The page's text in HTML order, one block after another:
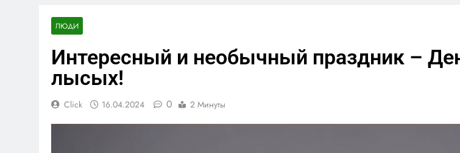
ЛЮДИ
Интересный и необычный праздник –
лысых!
Click 16.04.2024 0 2 Минуты